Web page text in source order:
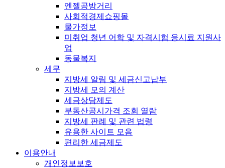
엔젤공방거리
사회적경제쇼핑몰
물가정보
미취업 청년 어학 및 자격시험 응시료 지원사
업
동물복지
세무
지방세 알림 및 세금신고납부
지방세 모의 계산
세금상담제도
부동산공시가격 조회 열람
지방세 판례 및 관련 법령
유용한 사이트 모음
편리한 세금제도
이용안내
개인정보보호